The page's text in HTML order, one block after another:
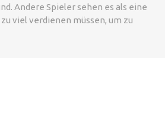
Andere Spieler sehen es als eine
viel verdienen müssen, um zu